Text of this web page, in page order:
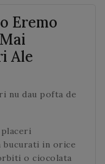
Eremo
Ale
nu dau pofta de
placeri
bucurati in orice
o ciocolata